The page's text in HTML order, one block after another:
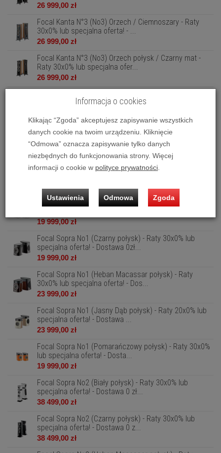
26 999,00 zł
Focal Kanta N°3 (No3) Orzech / Ciemnoszary - Raty
30x0% lub specjalna oferta! - ...
26 999,00 zł
Focal Kanta N°3 (No3) Orzech połysk / Czarny mat -
Raty 30x0% lub specjalna ofer...
26 999,00 zł
mat - Raty 30x0% lub specjal...
Focal Sib Evo 2.0 (czarny) - Raty 30x0% lub specjalna
oferta! - Dostawa 0 zł!
Focal Sib Evo Dolby Atmos 2.0 (czarny) - Raty 30x0%
Focal Sopra No1 (Biały połysk) - Raty 30x0% lub
19 999,00 zł
Focal Sopra No1 (Czarny połysk) - Raty 30x0% lub
specjalna oferta! - Dostawa 0zł...
19 999,00 zł
Focal Sopra No1 (Heban Macassar połysk) - Raty
30x0% lub specjalna oferta! - Dos...
23 999,00 zł
Focal Sopra No1 (Jasny Dąb połysk) - Raty 20x0% lub
specjalna oferta! - Dostawa ...
23 999,00 zł
Focal Sopra No1 (Pomarańczowy połysk) - Raty 30x0%
lub specjalna oferta! - Dosta...
19 999,00 zł
Focal Sopra No2 (Biały połysk) - Raty 30x0% lub
specjalna oferta! - Dostawa 0 zł...
38 499,00 zł
Focal Sopra No2 (Czarny połysk) - Raty 30x0% lub
specjalna oferta! - Dostawa 0 z...
38 499,00 zł
Informacja o cookies
Klikając “Zgoda” akceptujesz zapisywanie wszystkich
danych cookie na twoim urządzeniu. Kliknięcie
“Odmowa” oznacza zapisywanie tylko danych
niezbędnych do funkcjonowania strony. Więcej
informacji o cookie w polityce prywatności
Ustawienia Odmowa Zgoda